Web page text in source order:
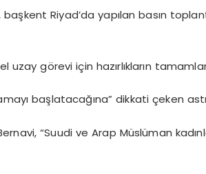
Riyad’da yapılan basın
görevi için hazırlıkların
başlatacağına” dikkati çeken
Bernavi, “Suudi ve Arap Müslüman